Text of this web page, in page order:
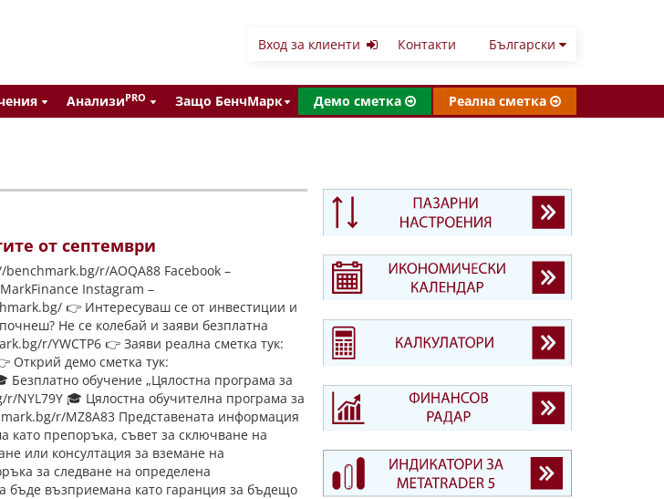
Вход за клиенти Контакти Български
АнализиPRO Защо БенчМарк Демо сметка Реална сметка
от септември
r/AOQA88 Facebook –
Instagram –
👉 Интересуваш се от инвестиции и
Не се колебай и заяви безплатна
r/YWCTP6 👉 Заяви реална сметка тук:
Открий демо сметка тук:
обучение „Цялостна програма за
NYL79Y 🎓 Цялостна обучителна програма за
r/MZ8A83 Представената информация
като препоръка, съвет за сключване на
или консултация за вземане на
за следване на определена
бъде възприемана като гаранция за бъдещо